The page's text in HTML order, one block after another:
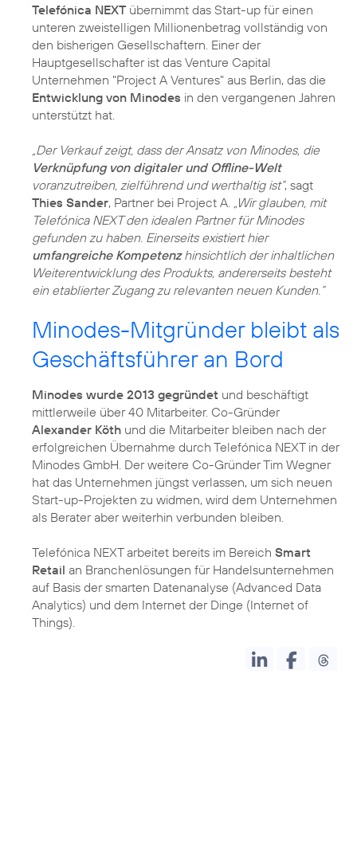
Telefónica NEXT übernimmt das Start-up für einen
unteren zweistelligen Millionenbetrag vollständig von
den bisherigen Gesellschaftern. Einer der
Hauptgesellschafter ist das Venture Capital
Unternehmen "Project A Ventures" aus Berlin, das die
Entwicklung von Minodes in den vergangenen Jahren
unterstützt hat.
„Der Verkauf zeigt, dass der Ansatz von Minodes, die
Verknüpfung von digitaler und Offline-Welt
voranzutreiben, zielführend und werthaltig ist“, sagt
Thies Sander, Partner bei Project A.
„Wir glauben, mit
Telefónica NEXT den idealen Partner für Minodes
gefunden zu haben. Einerseits existiert hier
umfangreiche Kompetenzhinsichtlich der inhaltlichen
Weiterentwicklung des Produkts, andererseits besteht
ein etablierter Zugang zu relevanten neuen Kunden.“
Minodes-Mitgründer bleibt als
Geschäftsführer an Bord
Minodes wurde 2013 gegründet und beschäftigt
mittlerweile über 40 Mitarbeiter. Co-Gründer
Alexander Köth und die Mitarbeiter bleiben nach der
erfolgreichen Übernahme durch Telefónica NEXT in der
Minodes GmbH. Der weitere Co-Gründer Tim Wegner
hat das Unternehmen jüngst verlassen, um sich neuen
Start-up-Projekten zu widmen, wird dem Unternehmen
als Berater aber weiterhin verbunden bleiben.
Telefónica NEXT arbeitet bereits im Bereich Smart
Retail an Branchenlösungen für Handelsunternehmen
auf Basis der smarten Datenanalyse (Advanced Data
Analytics) und dem Internet der Dinge (Internet of
Things).